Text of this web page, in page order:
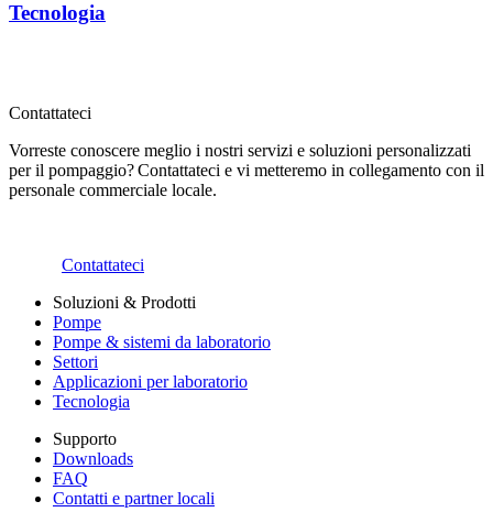
Tecnologia
Contattateci
Vorreste conoscere meglio i nostri servizi e soluzioni personalizzati
per il pompaggio? Contattateci e vi metteremo in collegamento con il
personale commerciale locale.
Contattateci
Soluzioni & Prodotti
Pompe
Pompe & sistemi da laboratorio
Settori
Applicazioni per laboratorio
Tecnologia
Supporto
Downloads
FAQ
Contatti e partner locali